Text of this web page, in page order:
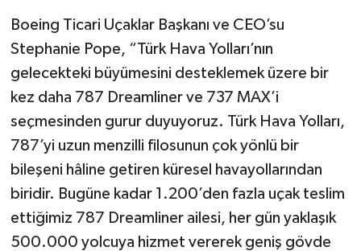
Boeing Ticari Uçaklar Başkanı ve CEO’su
Stephanie Pope, “Türk Hava Yolları’nın
gelecekteki büyümesini desteklemek üzere bir
kez daha 787 Dreamliner ve 737 MAX’i
seçmesinden gurur duyuyoruz. Türk Hava Yolları,
787’yi uzun menzilli filosunun çok yönlü bir
bileşeni hâline getiren küresel havayollarından
biridir. Bugüne kadar 1.200’den fazla uçak teslim
ettiğimiz 787 Dreamliner ailesi, her gün yaklaşık
500.000 yolcuya hizmet vererek geniş gövde